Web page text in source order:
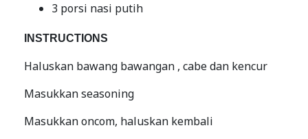
3 porsi nasi putih
INSTRUCTIONS
Haluskan bawang bawangan , cabe dan kencur
Masukkan seasoning
Masukkan oncom, haluskan kembali